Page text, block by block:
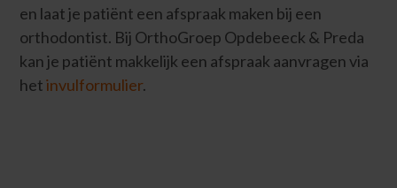
en laat je patiënt een afspraak maken bij een
orthodontist. Bij OrthoGroep Opdebeeck & Preda
kan je patiënt makkelijk een afspraak aanvragen via
hetinvulformulier.